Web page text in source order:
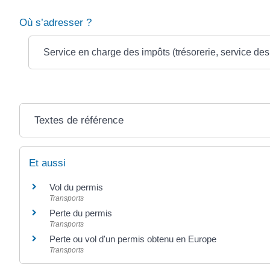
Où s’adresser ?
Service en charge des impôts (trésorerie, service
Textes de référence
Et aussi
Vol du permis
Transports
Perte du permis
Transports
Perte ou vol d'un permis obtenu en Europe
Transports